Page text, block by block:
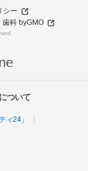
シー
歯科 byGMO
ついて
ィ24」